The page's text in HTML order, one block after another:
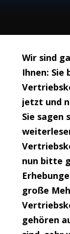
Wir sind
Ihnen: Sie
jetzt und
Sie sagen
nun bitte
große
gehören